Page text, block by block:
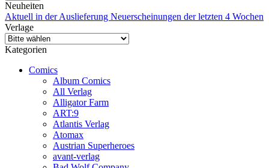
Neuheiten
Aktuell in der Auslieferung Neuerscheinungen der letzten 4 Wochen
Verlage
Kategorien
Comics
Album Comics
All Verlag
Alligator Farm
ART:9
Atlantis Verlag
Atomax
Austrian Superheroes
avant-verlag